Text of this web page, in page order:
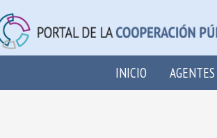
INICIO AGENTES